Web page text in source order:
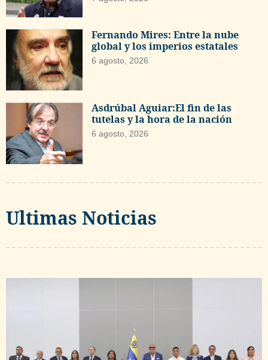
Fernando Mires: Entre la nube
global y los imperios estatales
6 agosto, 2026
Asdrúbal Aguiar:El fin de las
tutelas y la hora de la nación
6 agosto, 2026
Ultimas Noticias